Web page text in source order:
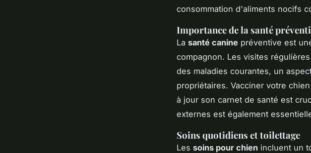
consommation d'aliments nocifs
Importance de la santé
La santé canine préventive est
compagnon. Les visites
des maladies courantes, un
propriétaires. Vacciner votre
à jour son carnet de santé est
externes est également
Soins quotidiens et toilettage
Les soins pour chien incluent un